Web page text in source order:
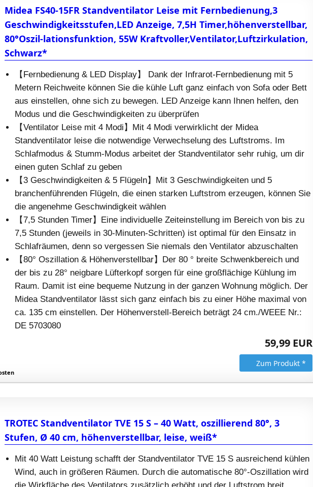
Midea FS40-15FR Standventilator Leise mit Fernbedienung,3
Geschwindigkeitsstufen,LED Anzeige, 7,5H Timer,höhenverstellbar,
80°Oszil-lationsfunktion, 55W Kraftvoller,Ventilator,Luftzirkulation,
Schwarz*
【Fernbedienung & LED Display】 Dank der Infrarot-Fernbedienung mit 5
Metern Reichweite können Sie die kühle Luft ganz einfach von Sofa oder Bett
aus einstellen, ohne sich zu bewegen. LED Anzeige kann Ihnen helfen, den
Modus und die Geschwindigkeiten zu überprüfen
【Ventilator Leise mit 4 Modi】Mit 4 Modi verwirklicht der Midea
Standventilator leise die notwendige Verwechselung des Luftstroms. Im
Schlafmodus & Stumm-Modus arbeitet der Standventilator sehr ruhig, um dir
einen guten Schlaf zu geben
【3 Geschwindigkeiten & 5 Flügeln】Mit 3 Geschwindigkeiten und 5
branchenführenden Flügeln, die einen starken Luftstrom erzeugen, können Sie
die angenehme Geschwindigkeit wählen
【7,5 Stunden Timer】Eine individuelle Zeiteinstellung im Bereich von bis zu
7,5 Stunden (jeweils in 30-Minuten-Schritten) ist optimal für den Einsatz in
Schlafräumen, denn so vergessen Sie niemals den Ventilator abzuschalten
【80° Oszillation & Höhenverstellbar】Der 80 ° breite Schwenkbereich und
der bis zu 28° neigbare Lüfterkopf sorgen für eine großflächige Kühlung im
Raum. Damit ist eine bequeme Nutzung in der ganzen Wohnung möglich. Der
Midea Standventilator lässt sich ganz einfach bis zu einer Höhe maximal von
ca. 135 cm einstellen. Der Höhenverstell-Bereich beträgt 24 cm./WEEE Nr.:
DE 5703080
59,99 EUR
Zum Produkt *
TROTEC Standventilator TVE 15 S – 40 Watt, oszillierend 80°, 3
Stufen, Ø 40 cm, höhenverstellbar, leise, weiß*
Mit 40 Watt Leistung schafft der Standventilator TVE 15 S ausreichend kühlen
Wind, auch in größeren Räumen. Durch die automatische 80°-Oszillation wird
die Wirkfläche des Ventilators zusätzlich erhöht und der Luftstrom breit